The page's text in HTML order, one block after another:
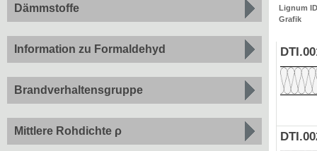
Dämmstoffe
Information zu Formaldehyd
Brandverhaltensgruppe
Mittlere Rohdichte ρ
Lignum
Grafik